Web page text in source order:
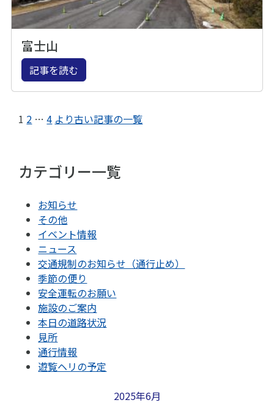
富士山
記事を読む
1 2 … 4 より古い記事の一覧
カテゴリー一覧
お知らせ
その他
イベント情報
ニュース
交通規制のお知らせ（通行止め）
季節の便り
安全運転のお願い
施設のご案内
本日の道路状況
見所
通行情報
遊覧ヘリの予定
2025年6月